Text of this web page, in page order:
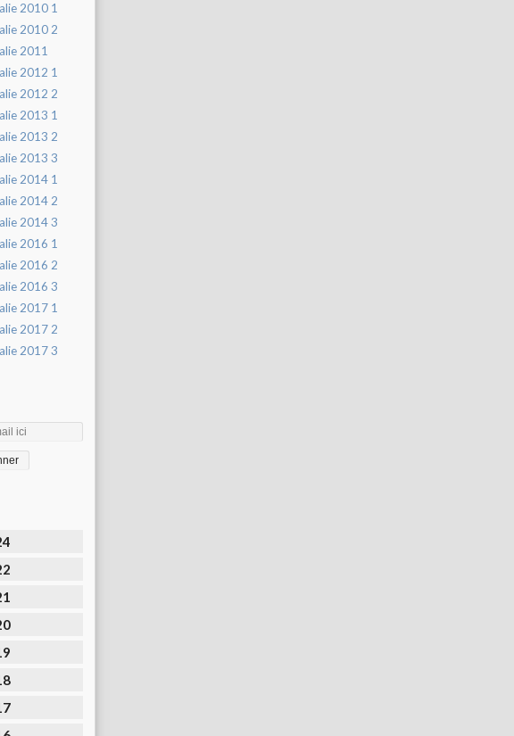
2010 1
2010 2
2011
2012 1
2012 2
2013 1
2013 2
2013 3
2014 1
2014 2
2014 3
2016 1
2016 2
2016 3
2017 1
2017 2
2017 3